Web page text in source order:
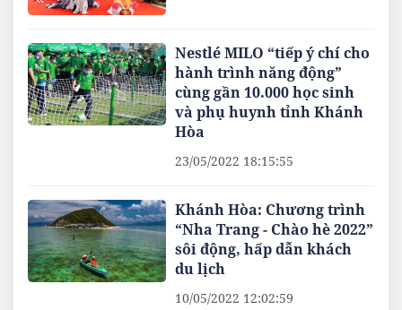
Nestlé MILO “tiếp ý chí cho
hành trình năng động”
cùng gần 10.000 học sinh
và phụ huynh tỉnh Khánh
Hòa
23/05/2022 18:15:55
Khánh Hòa: Chương trình
“Nha Trang - Chào hè 2022”
sôi động, hấp dẫn khách
du lịch
10/05/2022 12:02:59